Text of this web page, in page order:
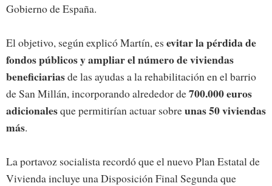
Gobierno de España.
El objetivo, según explicó Martín, es evitar la pérdida de
fondos públicos y ampliar el número de viviendas
beneficiariasde las ayudas a la rehabilitación en el barrio
de San Millán, incorporando alrededor de700.000 euros
adicionalesque permitirían actuar sobreunas 50 viviendas
más.
La portavoz socialista recordó que el nuevo Plan Estatal de
Vivienda incluye una Disposición Final Segunda que